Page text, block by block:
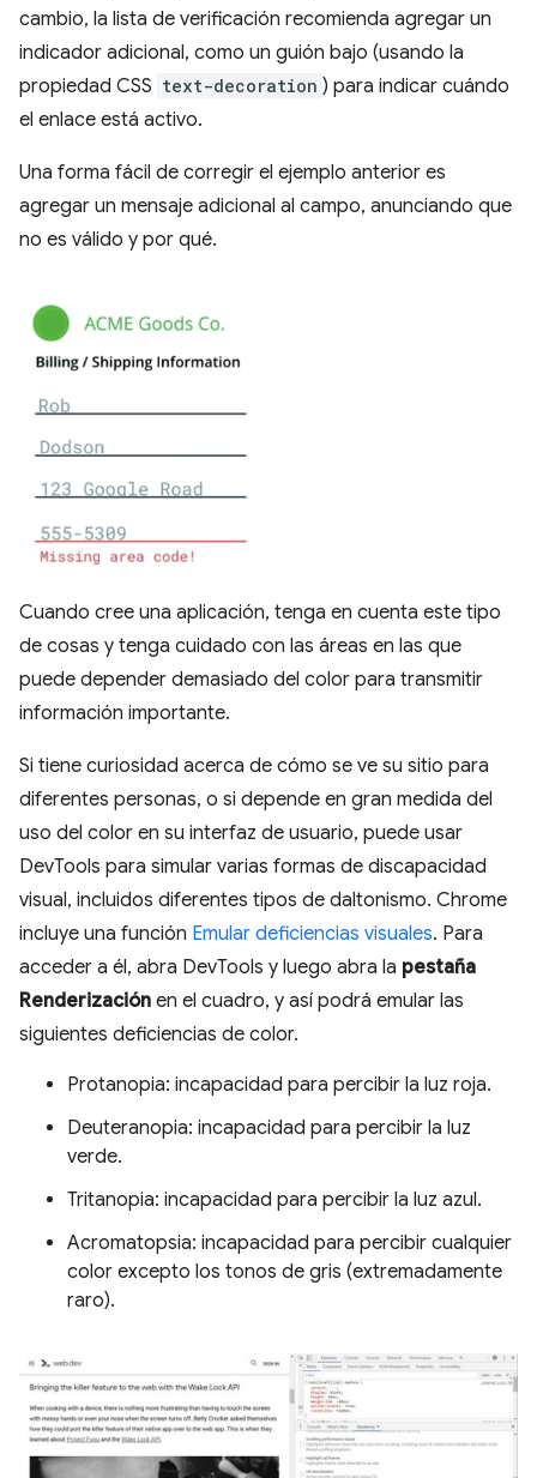
cambio, la lista de verificación recomienda agregar un
indicador adicional, como un guión bajo (usando la
propiedad CSS text-decoration ) para indicar cuándo
el enlace está activo.
Una forma fácil de corregir el ejemplo anterior es
agregar un mensaje adicional al campo, anunciando que
no es válido y por qué.
Cuando cree una aplicación, tenga en cuenta este tipo
de cosas y tenga cuidado con las áreas en las que
puede depender demasiado del color para transmitir
información importante.
Si tiene curiosidad acerca de cómo se ve su sitio para
diferentes personas, o si depende en gran medida del
uso del color en su interfaz de usuario, puede usar
DevTools para simular varias formas de discapacidad
visual, incluidos diferentes tipos de daltonismo. Chrome
incluye una función Emular deficiencias visuales. Para
acceder a él, abra DevTools y luego abra la pestaña
Renderización en el cuadro, y así podrá emular las
siguientes deficiencias de color.
Protanopia: incapacidad para percibir la luz roja.
Deuteranopia: incapacidad para percibir la luz
verde.
Tritanopia: incapacidad para percibir la luz azul.
Acromatopsia: incapacidad para percibir cualquier
color excepto los tonos de gris (extremadamente
raro).